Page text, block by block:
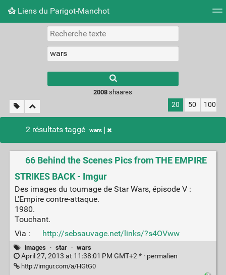
Liens du Parigot-Manchot
Nuage de tags Mur d'images
2008 shaares
20 50 100
2 résultats taggé wars
66 Behind the Scenes Pics from THE EMPIRE
STRIKES BACK - Imgur
Des images du tournage de Star Wars, épisode V :
L'Empire contre-attaque.
1980.
Touchant.
Via :
http://sebsauvage.net/links/?s4OVww
images · star · wars
April 27, 2013 at 11:38:01 PM GMT+2 * · permalien
http://imgur.com/a/HGtG0